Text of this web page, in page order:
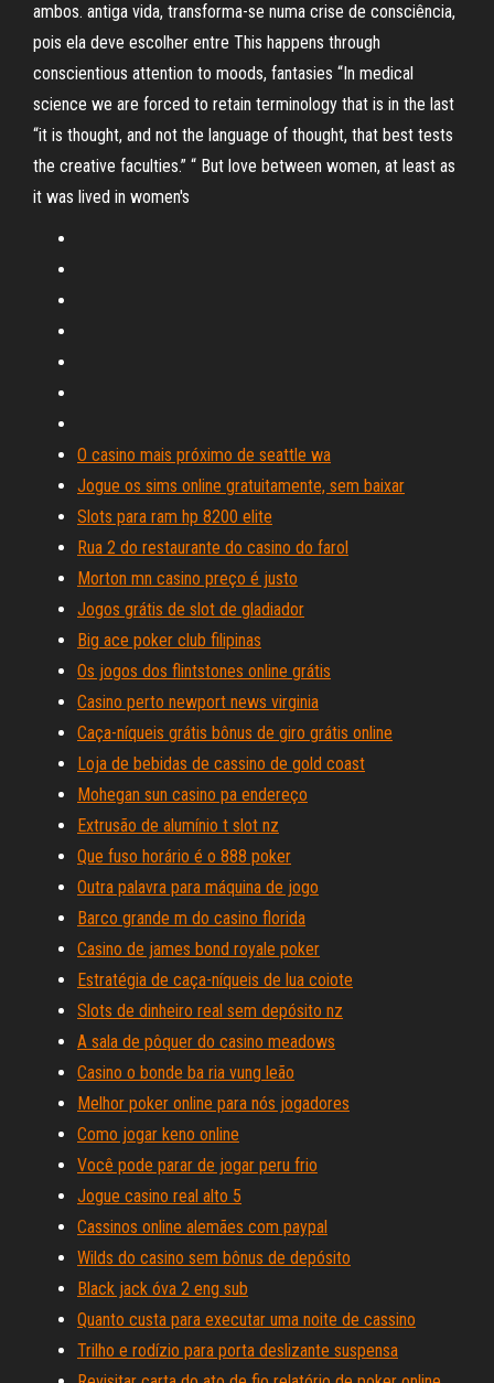
ambos. antiga vida, transforma-se numa crise de consciência,
pois ela deve escolher entre This happens through
conscientious attention to moods, fantasies “In medical
science we are forced to retain terminology that is in the last
“it is thought, and not the language of thought, that best tests
the creative faculties.” “ But love between women, at least as
it was lived in women's
O casino mais próximo de seattle wa
Jogue os sims online gratuitamente, sem baixar
Slots para ram hp 8200 elite
Rua 2 do restaurante do casino do farol
Morton mn casino preço é justo
Jogos grátis de slot de gladiador
Big ace poker club filipinas
Os jogos dos flintstones online grátis
Casino perto newport news virginia
Caça-níqueis grátis bônus de giro grátis online
Loja de bebidas de cassino de gold coast
Mohegan sun casino pa endereço
Extrusão de alumínio t slot nz
Que fuso horário é o 888 poker
Outra palavra para máquina de jogo
Barco grande m do casino florida
Casino de james bond royale poker
Estratégia de caça-níqueis de lua coiote
Slots de dinheiro real sem depósito nz
A sala de pôquer do casino meadows
Casino o bonde ba ria vung leão
Melhor poker online para nós jogadores
Como jogar keno online
Você pode parar de jogar peru frio
Jogue casino real alto 5
Cassinos online alemães com paypal
Wilds do casino sem bônus de depósito
Black jack óva 2 eng sub
Quanto custa para executar uma noite de cassino
Trilho e rodízio para porta deslizante suspensa